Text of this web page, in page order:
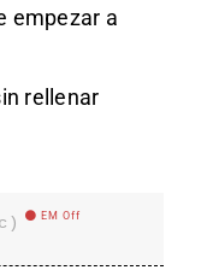
empezar a
rellenar
EM Off